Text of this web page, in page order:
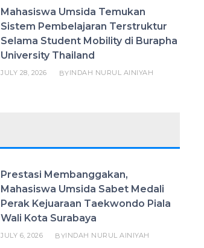
Mahasiswa Umsida Temukan
Sistem Pembelajaran Terstruktur
Selama Student Mobility di Burapha
University Thailand
JULY 28, 2026 BYINDAH NURUL AINIYAH
Prestasi Membanggakan,
Mahasiswa Umsida Sabet Medali
Perak Kejuaraan Taekwondo Piala
Wali Kota Surabaya
JULY 6, 2026 BYINDAH NURUL AINIYAH